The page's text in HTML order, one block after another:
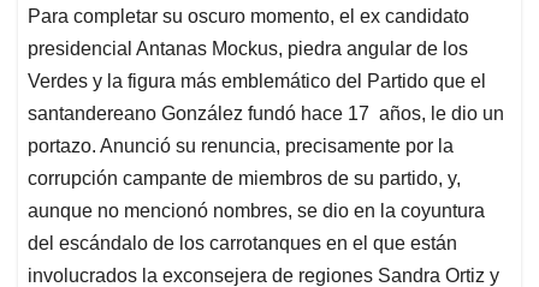
Para completar su oscuro momento, el ex candidato
presidencial Antanas Mockus, piedra angular de los
Verdes y la figura más emblemático del Partido que el
santandereano González fundó hace 17 años, le dio un
portazo. Anunció su renuncia, precisamente por la
corrupción campante de miembros de su partido, y,
aunque no mencionó nombres, se dio en la coyuntura
del escándalo de los carrotanques en el que están
involucrados la exconsejera de regiones Sandra Ortiz y